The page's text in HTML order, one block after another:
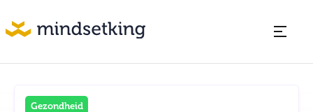
Gezondheid